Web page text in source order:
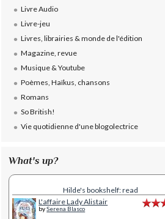
Livre Audio
Livre-jeu
Livres, librairies & monde de l'édition
Magazine, revue
Musique & Youtube
Poèmes, Haïkus, chansons
Romans
So British!
Vie quotidienne d'une blogolectrice
What's up?
Hilde's bookshelf: read
L'affaire Lady Alistair
bySerena Blasco